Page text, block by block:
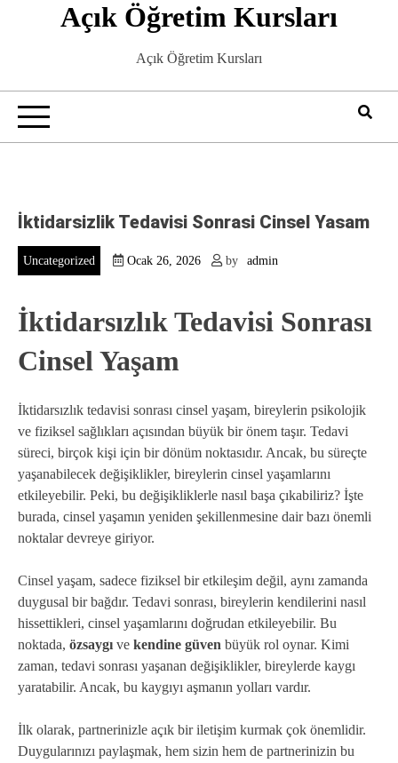
Açık Öğretim Kursları
Açık Öğretim Kursları
İktidarsizlik Tedavisi Sonrasi Cinsel Yasam
Uncategorized Ocak 26, 2026 by admin
İktidarsızlık Tedavisi Sonrası
Cinsel Yaşam
İktidarsızlık tedavisi sonrası cinsel yaşam, bireylerin psikolojik
ve fiziksel sağlıkları açısından büyük bir önem taşır. Tedavi
süreci, birçok kişi için bir dönüm noktasıdır. Ancak, bu süreçte
yaşanabilecek değişiklikler, bireylerin cinsel yaşamlarını
etkileyebilir. Peki, bu değişikliklerle nasıl başa çıkabiliriz? İşte
burada, cinsel yaşamın yeniden şekillenmesine dair bazı önemli
noktalar devreye giriyor.
Cinsel yaşam, sadece fiziksel bir etkileşim değil, aynı zamanda
duygusal bir bağdır. Tedavi sonrası, bireylerin kendilerini nasıl
hissettikleri, cinsel yaşamlarını doğrudan etkileyebilir. Bu
noktada, özsaygı ve kendine güven büyük rol oynar. Kimi
zaman, tedavi sonrası yaşanan değişiklikler, bireylerde kaygı
yaratabilir. Ancak, bu kaygıyı aşmanın yolları vardır.
İlk olarak, partnerinizle açık bir iletişim kurmak çok önemlidir.
Duygularınızı paylaşmak, hem sizin hem de partnerinizin bu